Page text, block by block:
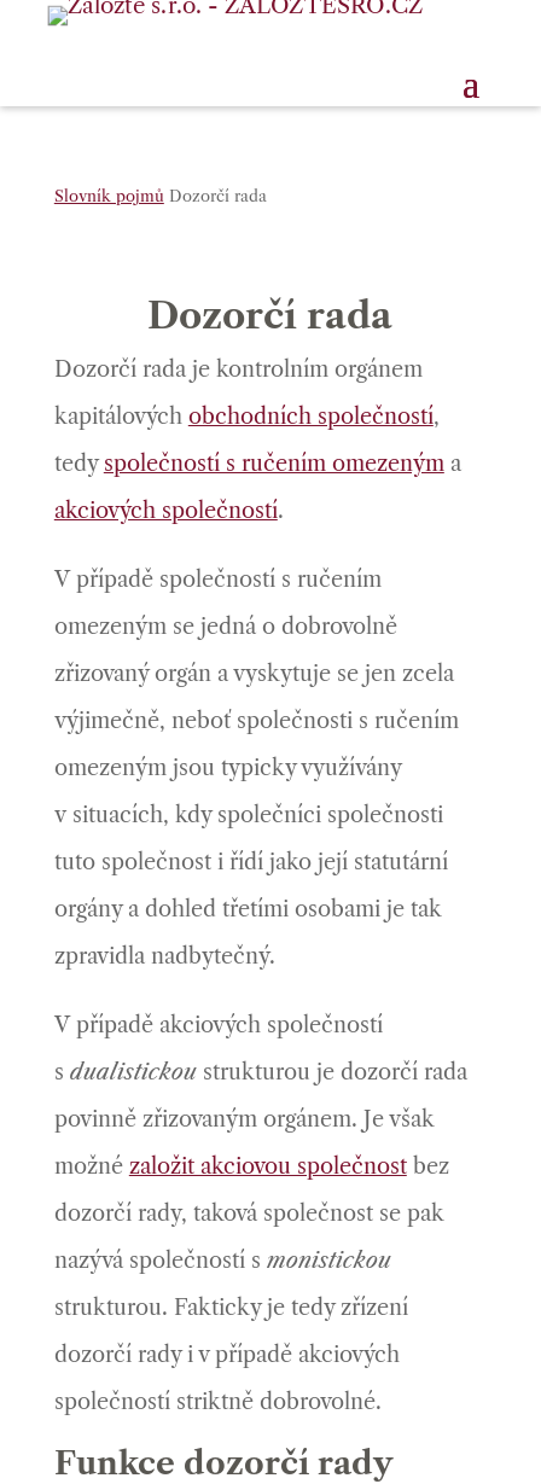
Slovník pojmů Dozorčí rada
Dozorčí rada
Dozorčí rada je kontrolním orgánem
kapitálových obchodních společností,
tedyspolečností s ručením omezenýma
akciových společností.
V případě společností s ručením
omezeným se jedná o dobrovolně
zřizovaný orgán a vyskytuje se jen zcela
výjimečně, neboť společnosti s ručením
omezeným jsou typicky využívány
v situacích, kdy společníci společnosti
tuto společnost i řídí jako její statutární
orgány a dohled třetími osobami je tak
zpravidla nadbytečný.
V případě akciových společností
s dualistickoustrukturou je dozorčí rada
povinně zřizovaným orgánem. Je však
možné založit akciovou společnostbez
dozorčí rady, taková společnost se pak
nazývá společností s monistickou
strukturou. Fakticky je tedy zřízení
dozorčí rady i v případě akciových
společností striktně dobrovolné.
Funkce dozorčí rady